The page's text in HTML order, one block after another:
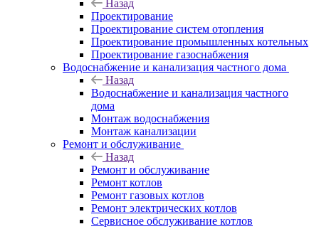
Назад
Проектирование
Проектирование систем отопления
Проектирование промышленных котельных
Проектирование газоснабжения
Водоснабжение и канализация частного дома
Назад
Водоснабжение и канализация частного
дома
Монтаж водоснабжения
Монтаж канализации
Ремонт и обслуживание
Назад
Ремонт и обслуживание
Ремонт котлов
Ремонт газовых котлов
Ремонт электрических котлов
Сервисное обслуживание котлов